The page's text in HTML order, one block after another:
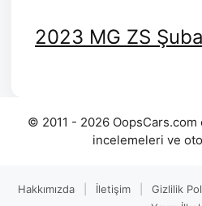
2023 MG ZS
© 2011 - 2026
incelemeleri ve
Hakkımızda İletişim Gizlilik